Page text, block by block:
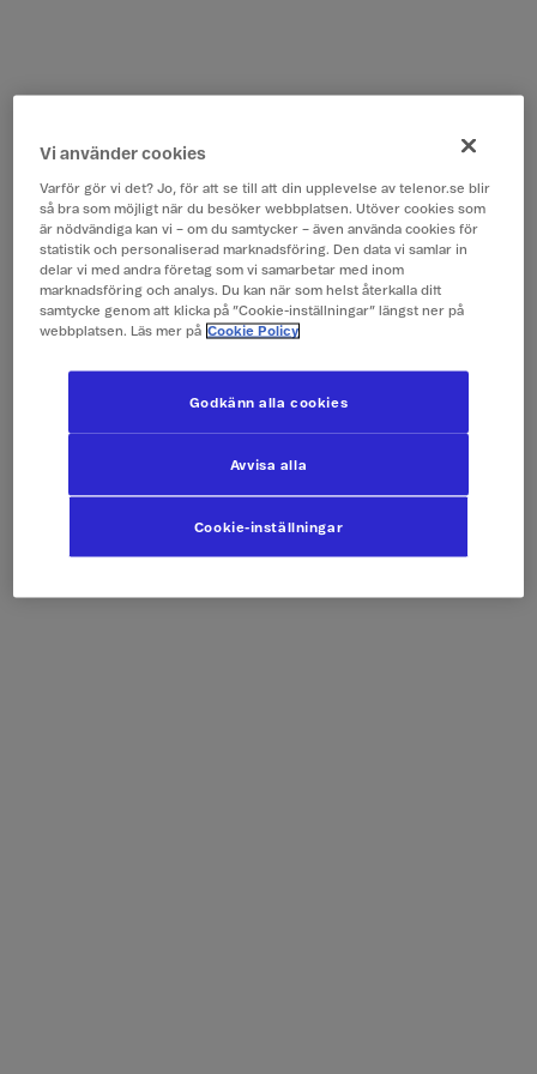
Vi använder cookies
Varför gör vi det? Jo, för att se till att din upplevelse av telenor.se blir
så bra som möjligt när du besöker webbplatsen. Utöver cookies som
är nödvändiga kan vi – om du samtycker – även använda cookies för
statistik och personaliserad marknadsföring. Den data vi samlar in
delar vi med andra företag som vi samarbetar med inom
marknadsföring och analys. Du kan när som helst återkalla ditt
samtycke genom att klicka på ”Cookie-inställningar” längst ner på
webbplatsen. Läs mer på Cookie Policy
Cookie-inställningar
Avvisa alla
Godkänn alla cookies